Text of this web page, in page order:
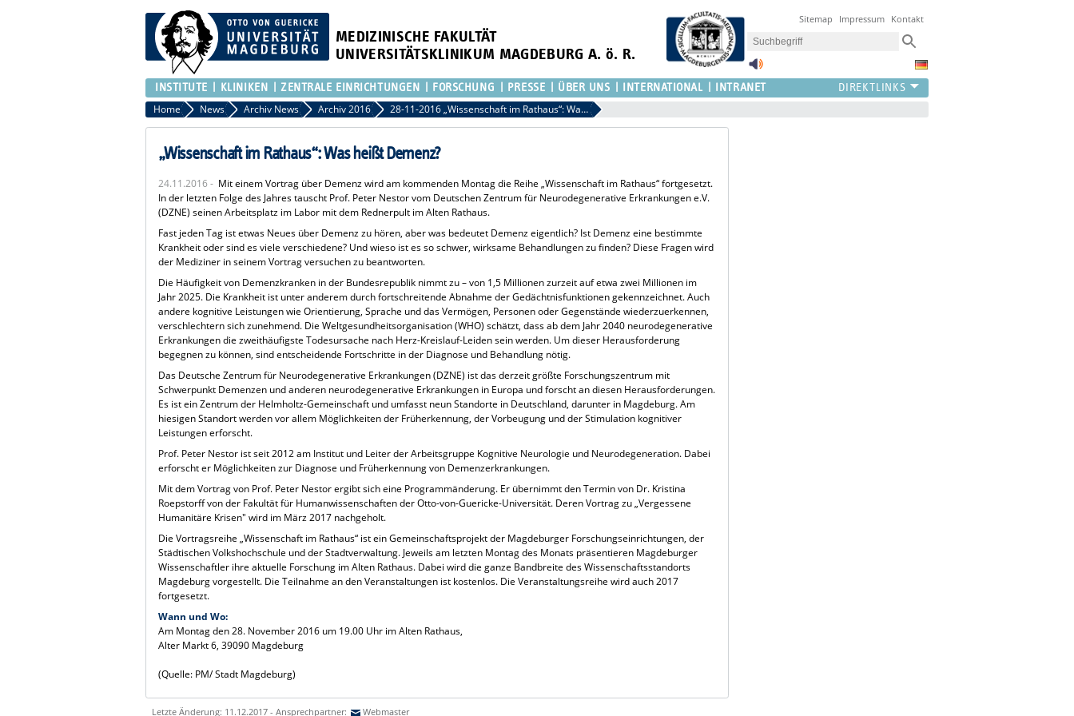
MEDIZINISCHE FAKULTÄT
UNIVERSITÄTSKLINIKUM MAGDEBURG A. ö. R.
Sitemap Impressum Kontakt
INSTITUTE KLINIKEN ZENTRALE EINRICHTUNGEN FORSCHUNG PRESSE ÜBER UNS INTERNATIONAL INTRANET
Home News Archiv News Archiv 2016 28-11-2016 „Wissenschaft im Rathaus“: Was heißt Demenz?
„Wissenschaft im Rathaus“: Was heißt Demenz?
24.11.2016 - Mit einem Vortrag über Demenz wird am kommenden Montag die Reihe „Wissenschaft im Rathaus“ fortgesetzt.
In der letzten Folge des Jahres tauscht Prof. Peter Nestor vom Deutschen Zentrum für Neurodegenerative Erkrankungen e.V.
(DZNE) seinen Arbeitsplatz im Labor mit dem Rednerpult im Alten Rathaus.
Fast jeden Tag ist etwas Neues über Demenz zu hören, aber was bedeutet Demenz eigentlich? Ist Demenz eine bestimmte
Krankheit oder sind es viele verschiedene? Und wieso ist es so schwer, wirksame Behandlungen zu finden? Diese Fragen wird
der Mediziner in seinem Vortrag versuchen zu beantworten.
Die Häufigkeit von Demenzkranken in der Bundesrepublik nimmt zu – von 1,5 Millionen zurzeit auf etwa zwei Millionen im
Jahr 2025. Die Krankheit ist unter anderem durch fortschreitende Abnahme der Gedächtnisfunktionen gekennzeichnet. Auch
andere kognitive Leistungen wie Orientierung, Sprache und das Vermögen, Personen oder Gegenstände wiederzuerkennen,
verschlechtern sich zunehmend. Die Weltgesundheitsorganisation (WHO) schätzt, dass ab dem Jahr 2040 neurodegenerative
Erkrankungen die zweithäufigste Todesursache nach Herz-Kreislauf-Leiden sein werden. Um dieser Herausforderung
begegnen zu können, sind entscheidende Fortschritte in der Diagnose und Behandlung nötig.
Das Deutsche Zentrum für Neurodegenerative Erkrankungen (DZNE) ist das derzeit größte Forschungszentrum mit
Schwerpunkt Demenzen und anderen neurodegenerative Erkrankungen in Europa und forscht an diesen Herausforderungen.
Es ist ein Zentrum der Helmholtz-Gemeinschaft und umfasst neun Standorte in Deutschland, darunter in Magdeburg. Am
hiesigen Standort werden vor allem Möglichkeiten der Früherkennung, der Vorbeugung und der Stimulation kognitiver
Leistungen erforscht.
Prof. Peter Nestor ist seit 2012 am Institut und Leiter der Arbeitsgruppe Kognitive Neurologie und Neurodegeneration. Dabei
erforscht er Möglichkeiten zur Diagnose und Früherkennung von Demenzerkrankungen.
Mit dem Vortrag von Prof. Peter Nestor ergibt sich eine Programmänderung. Er übernimmt den Termin von Dr. Kristina
Roepstorff von der Fakultät für Humanwissenschaften der Otto-von-Guericke-Universität. Deren Vortrag zu „Vergessene
Humanitäre Krisen" wird im März 2017 nachgeholt.
Die Vortragsreihe „Wissenschaft im Rathaus“ ist ein Gemeinschaftsprojekt der Magdeburger Forschungseinrichtungen, der
Städtischen Volkshochschule und der Stadtverwaltung. Jeweils am letzten Montag des Monats präsentieren Magdeburger
Wissenschaftler ihre aktuelle Forschung im Alten Rathaus. Dabei wird die ganze Bandbreite des Wissenschaftsstandorts
Magdeburg vorgestellt. Die Teilnahme an den Veranstaltungen ist kostenlos. Die Veranstaltungsreihe wird auch 2017
fortgesetzt.
Wann und Wo:
Am Montag den 28. November 2016 um 19.00 Uhr im Alten Rathaus,
Alter Markt 6, 39090 Magdeburg
(Quelle: PM/ Stadt Magdeburg)
Letzte Änderung: 11.12.2017 - Ansprechpartner: Webmaster